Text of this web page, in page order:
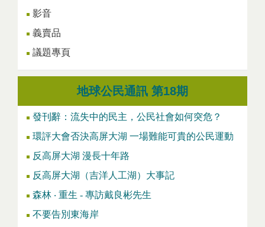
影音
義賣品
議題專頁
地球公民通訊 第18期
發刊辭：流失中的民主，公民社會如何突危？
環評大會否決高屏大湖 一場難能可貴的公民運動
反高屏大湖 漫長十年路
反高屏大湖（吉洋人工湖）大事記
森林 ‧ 重生 - 專訪戴良彬先生
不要告別東海岸